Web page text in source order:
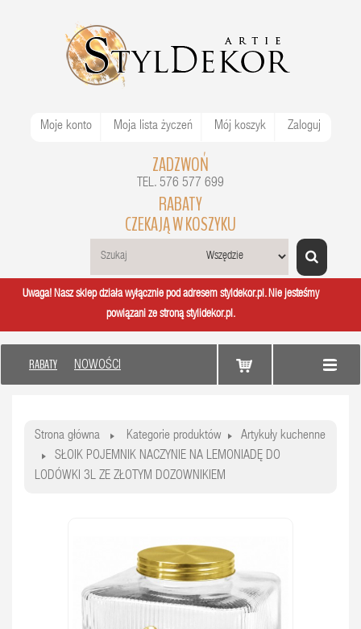
Moje konto Moja lista życzeń Mój koszyk Zaloguj
ZADZWOŃ
TEL. 576 577 699
RABATY
CZEKAJĄ W KOSZYKU
Uwaga! Nasz sklep działa wyłącznie pod adresem styldekor.pl. Nie jesteśmy
powiązani ze stroną stylidekor.pl.
RABATY NOWOŚCI
Strona główna Kategorie produktów
Artykuły kuchenne
SŁOIK POJEMNIK NACZYNIE NA LEMONIADĘ DO
LODÓWKI 3L ZE ZŁOTYM DOZOWNIKIEM